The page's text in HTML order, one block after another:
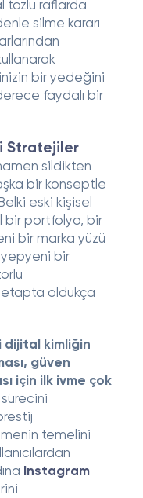
tozlu raflarda
silme kararı
bir yedeğini
faydalı bir
Stratejiler
sildikten
bir konseptle
eski kişisel
bir portfolyo, bir
bir marka yüzü
yepyeni bir
etapta oldukça
dijital kimliğin
güven
için ilk ivme çok
sürecini
temelini
Instagram